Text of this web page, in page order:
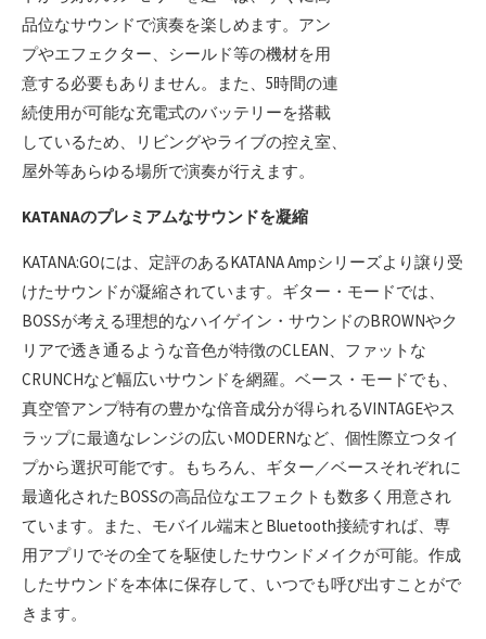
品位なサウンドで演奏を楽しめます。アン
プやエフェクター、シールド等の機材を用
意する必要もありません。また、5時間の連
続使用が可能な充電式のバッテリーを搭載
しているため、リビングやライブの控え室、
屋外等あらゆる場所で演奏が行えます。
KATANAのプレミアムなサウンドを凝縮
KATANA:GOには、定評のあるKATANA Ampシリーズより譲り受
けたサウンドが凝縮されています。ギター・モードでは、
BOSSが考える理想的なハイゲイン・サウンドのBROWNやク
リアで透き通るような音色が特徴のCLEAN、ファットな
CRUNCHなど幅広いサウンドを網羅。ベース・モードでも、
真空管アンプ特有の豊かな倍音成分が得られるVINTAGEやス
ラップに最適なレンジの広いMODERNなど、個性際立つタイ
プから選択可能です。もちろん、ギター／ベースそれぞれに
最適化されたBOSSの高品位なエフェクトも数多く用意され
ています。また、モバイル端末とBluetooth接続すれば、専
用アプリでその全てを駆使したサウンドメイクが可能。作成
したサウンドを本体に保存して、いつでも呼び出すことがで
きます。